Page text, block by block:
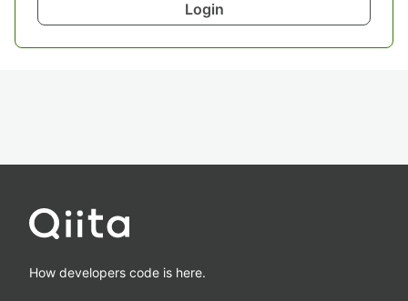
Login
How developers code is here.